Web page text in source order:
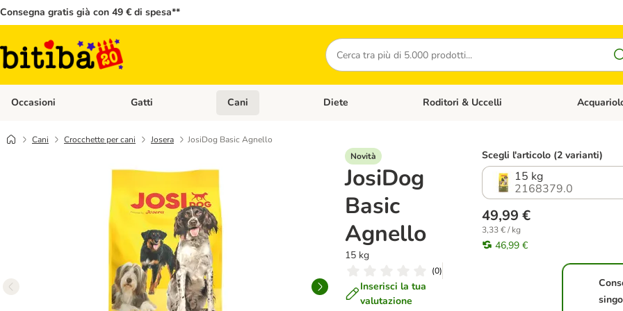
Consegna gratis già con 49 € di spesa**
Cerca
Occasioni Apri Menù Categoria: Occasioni
Gatti Apri Menù Categoria: Gatti
Cani Apri Menù Categoria: Cani
Diete Apri Menù Categoria: Diete
Roditori & Uccelli Apri Menù
Cani Crocchette per cani Josera
JosiDog Basic Agnello
Novità
JosiDog
Basic
Agnello
15 kg
(0)
Inserisci la tua
valutazione
Scegli l'articolo (2 varianti)
15 kg
2168379.0
49,99 €
3,33 € / kg
46,99 €